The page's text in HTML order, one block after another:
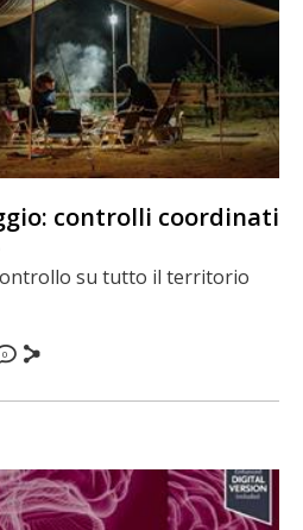
controlli coordinati a
su tutto il territorio
0